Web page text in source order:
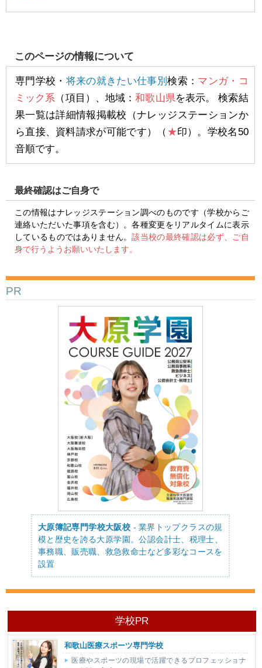
このページの情報について
専門学校・ 将来の就きたい仕事別検索： マンガ・コ
ミック系 （項目）、地域：和歌山県を表示。 検索結
果一覧は詳細情報掲載校（ナレッジステーションか
ら直接、資料請求が可能です）（ ★印）。学校名50
音順です。
最終確認はご自身で
この情報はナレッジステーション調べのものです（学校からご
連絡いただいた事項を含む）。各種変更をリアルタイムに表示
しているものではありません。該当校の最終確認は必ず、ご自
身で行うようお願いいたします。
PR
大原簿記専門学校大阪校 - 業界トップクラスの規
模と歴史を誇る大原学園。公認会計士、税理士、
事務職、販売職、救急救命士など多彩なコースを
設置
学校PR
和歌山医療スポーツ専門学校
医療やスポーツの現場で活躍できるプロフェッショナ